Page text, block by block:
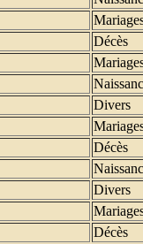
Décès
Divers
Décès
Divers
Décès